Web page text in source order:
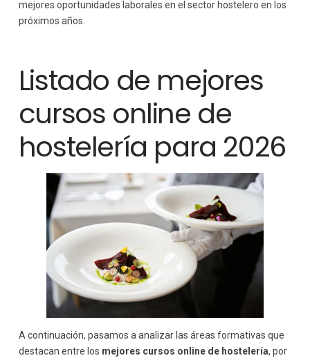
mejores oportunidades laborales en el sector hostelero en los
próximos años.
Listado de mejores
cursos online de
hostelería para 2026
A continuación, pasamos a analizar las áreas formativas que
destacan entre los mejores cursos online de hostelería, por